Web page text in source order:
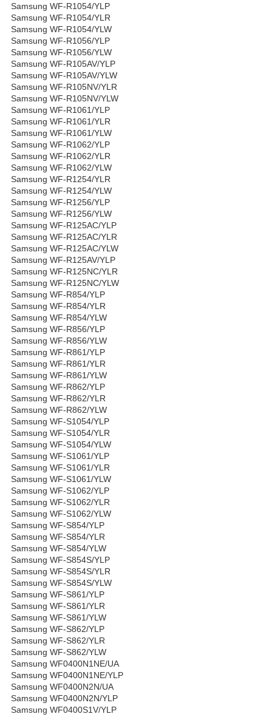
Samsung WF-R1054/YLP
Samsung WF-R1054/YLR
Samsung WF-R1054/YLW
Samsung WF-R1056/YLP
Samsung WF-R1056/YLW
Samsung WF-R105AV/YLP
Samsung WF-R105AV/YLW
Samsung WF-R105NV/YLR
Samsung WF-R105NV/YLW
Samsung WF-R1061/YLP
Samsung WF-R1061/YLR
Samsung WF-R1061/YLW
Samsung WF-R1062/YLP
Samsung WF-R1062/YLR
Samsung WF-R1062/YLW
Samsung WF-R1254/YLR
Samsung WF-R1254/YLW
Samsung WF-R1256/YLP
Samsung WF-R1256/YLW
Samsung WF-R125AC/YLP
Samsung WF-R125AC/YLR
Samsung WF-R125AC/YLW
Samsung WF-R125AV/YLP
Samsung WF-R125NC/YLR
Samsung WF-R125NC/YLW
Samsung WF-R854/YLP
Samsung WF-R854/YLR
Samsung WF-R854/YLW
Samsung WF-R856/YLP
Samsung WF-R856/YLW
Samsung WF-R861/YLP
Samsung WF-R861/YLR
Samsung WF-R861/YLW
Samsung WF-R862/YLP
Samsung WF-R862/YLR
Samsung WF-R862/YLW
Samsung WF-S1054/YLP
Samsung WF-S1054/YLR
Samsung WF-S1054/YLW
Samsung WF-S1061/YLP
Samsung WF-S1061/YLR
Samsung WF-S1061/YLW
Samsung WF-S1062/YLP
Samsung WF-S1062/YLR
Samsung WF-S1062/YLW
Samsung WF-S854/YLP
Samsung WF-S854/YLR
Samsung WF-S854/YLW
Samsung WF-S854S/YLP
Samsung WF-S854S/YLR
Samsung WF-S854S/YLW
Samsung WF-S861/YLP
Samsung WF-S861/YLR
Samsung WF-S861/YLW
Samsung WF-S862/YLP
Samsung WF-S862/YLR
Samsung WF-S862/YLW
Samsung WF0400N1NE/UA
Samsung WF0400N1NE/YLP
Samsung WF0400N2N/UA
Samsung WF0400N2N/YLP
Samsung WF0400S1V/YLP